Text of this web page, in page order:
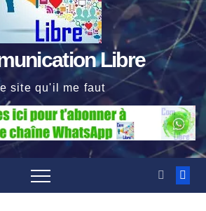
Libre
site qu'il me faut